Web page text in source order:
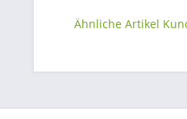
Ähnliche Artikel